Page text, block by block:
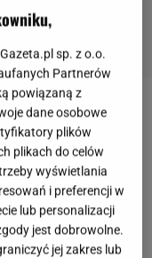
Karasiemi
się do
Amwaj w
gwiazdę
było odnieść
odnaleźli swoje
sp. z o.o.
Partnerów
powiązaną z
dane osobowe
plików
plikach do celów
wyświetlania
i preferencji w
lub personalizacji
jest dobrowolne.
jej zakres lub